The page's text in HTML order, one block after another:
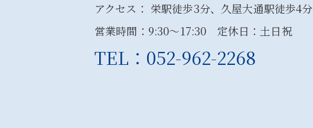
アクセス： 栄駅徒歩3分、久屋大通駅徒歩4分
営業時間：9:30〜17:30 定休日：土日祝
TEL：052-962-2268